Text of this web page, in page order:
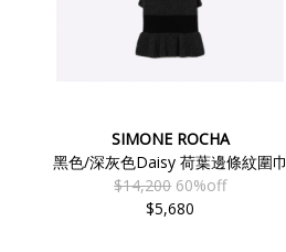
SIMONE ROCHA
黑色/深灰色Daisy 荷葉邊條紋圍巾
$14,200 60%off
$5,680